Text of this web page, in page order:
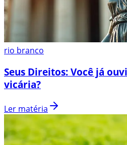
rio branco
Seus Direitos: Você já
vicária?
Ler matéria